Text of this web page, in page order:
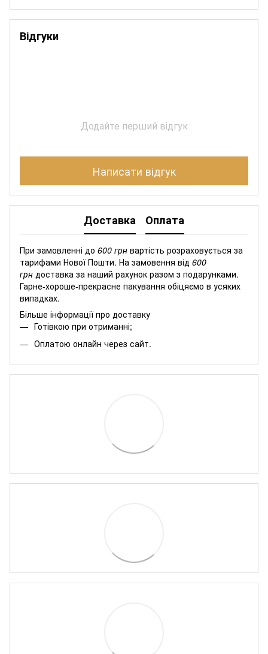
Відгуки
Додайте перший відгук
Написати відгук
Доставка Оплата
При замовленні до 600 грн вартість розраховується за
тарифами Нової Пошти. На замовення від 600
грн доставка за наший рахунок разом з подарунками.
Гарне-хороше-прекрасне пакування обіцяємо в усяких
випадках.
Більше інформації про доставку
Готівкою при отриманні;
Оплатою онлайн через сайт.